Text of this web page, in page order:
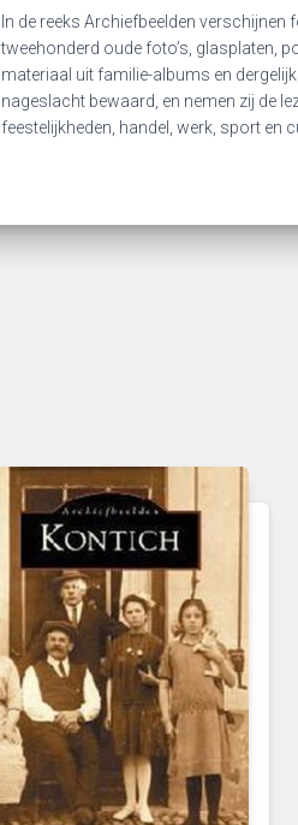
In de reeks Archiefbeelden
tweehonderd oude foto’s, glasplaten,
materiaal uit familie-albums en
nageslacht bewaard, en nemen zij de
feestelijkheden, handel, werk, sport en